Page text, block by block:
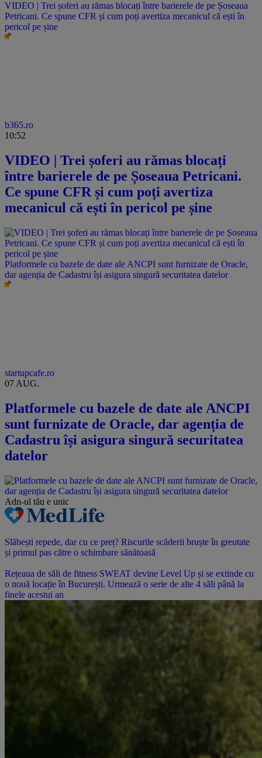
VIDEO | Trei șoferi au rămas blocați între barierele de pe Șoseaua
Petricani. Ce spune CFR și cum poți avertiza mecanicul că ești în
pericol pe șine
b365.ro
10:52
VIDEO | Trei șoferi au rămas blocați
între barierele de pe Șoseaua Petricani.
Ce spune CFR și cum poți avertiza
mecanicul că ești în pericol pe șine
Platformele cu bazele de date ale ANCPI sunt furnizate de Oracle,
dar agenția de Cadastru își asigura singură securitatea datelor
startupcafe.ro
07 AUG.
Platformele cu bazele de date ale ANCPI
sunt furnizate de Oracle, dar agenția de
Cadastru își asigura singură securitatea
datelor
Adn-ul tău e unic
Slăbești repede, dar cu ce preț? Riscurile scăderii bruște în greutate
și primul pas către o schimbare sănătoasă
Rețeaua de săli de fitness SWEAT devine Level Up și se extinde cu
o nouă locație în București. Urmează o serie de alte 4 săli până la
finele acestui an